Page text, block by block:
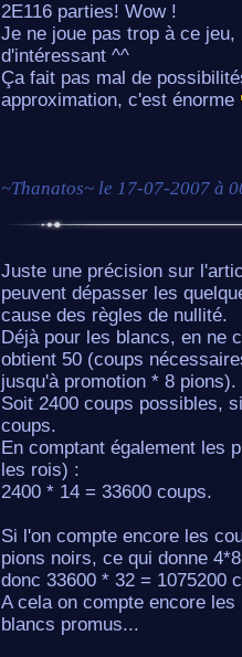
2E116 parties! Wow !
Je ne joue pas trop à ce
d'intéressant ^^
Ça fait pas mal de
approximation, c'est énorme
~Thanatos~ le 17-07-2007 à
Juste une précision sur
peuvent dépasser les
cause des règles de nullité.
Déjà pour les blancs, en ne
obtient 50 (coups
jusqu'à promotion * 8 pions).
Soit 2400 coups possibles,
coups.
En comptant également les
les rois) :
2400 * 14 = 33600 coups.
Si l'on compte encore les
pions noirs, ce qui donne
donc 33600 * 32 = 1075200
A cela on compte encore
blancs promus...